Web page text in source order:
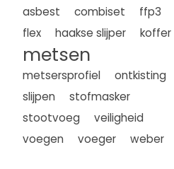
asbest
combiset
ffp3
flex
haakse slijper koffer
metsen
metsersprofiel
ontkisting
slijpen
stofmasker
stootvoeg
veiligheid
voegen
voeger weber